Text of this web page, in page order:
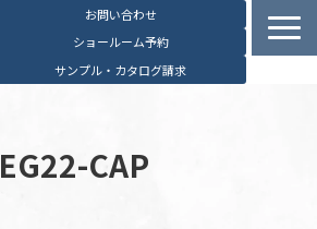
お問い合わせ
ショールーム予約
サンプル・カタログ請求
石堂硝子の特長
EG22-CAP